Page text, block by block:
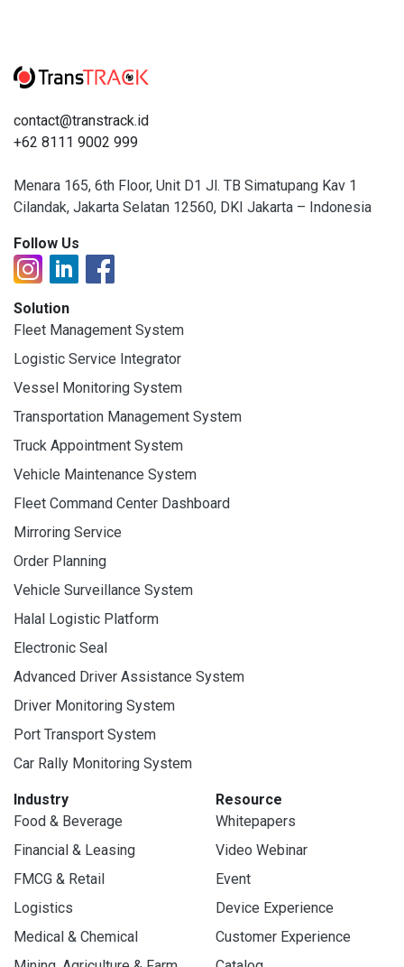
contact@transtrack.id
+62 8111 9002 999
Menara 165, 6th Floor, Unit D1 Jl. TB Simatupang Kav 1
Cilandak, Jakarta Selatan 12560, DKI Jakarta – Indonesia
Follow Us
Solution
Fleet Management System
Logistic Service Integrator
Vessel Monitoring System
Transportation Management System
Truck Appointment System
Vehicle Maintenance System
Fleet Command Center Dashboard
Mirroring Service
Order Planning
Vehicle Surveillance System
Halal Logistic Platform
Electronic Seal
Advanced Driver Assistance System
Driver Monitoring System
Port Transport System
Car Rally Monitoring System
Industry
Food & Beverage
Financial & Leasing
FMCG & Retail
Logistics
Medical & Chemical
Resource
Whitepapers
Video Webinar
Event
Device Experience
Customer Experience